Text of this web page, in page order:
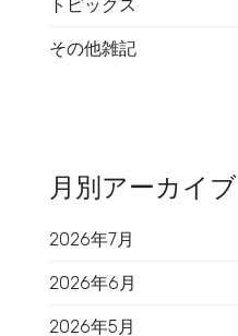
トピックス
その他雑記
月別アーカイブ
2026年7月
2026年6月
2026年5月